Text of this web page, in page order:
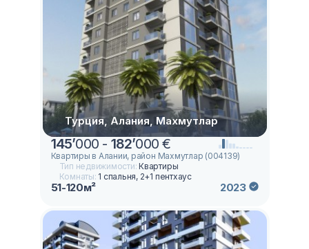
Турция, Алания, Махмутлар
145’000 - 182’000 €
Квартиры в Алании, район Махмутлар (004139)
Тип недвижимости:Квартиры
Комнаты: 1 спальня, 2+1 пентхаус
51-120м² 2023